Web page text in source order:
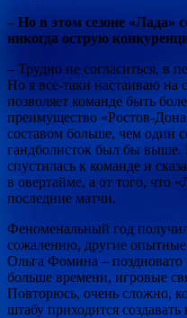
– Но в этом сезоне «Лада»
никогда острую
– Трудно не согласиться, в
Но я все-таки настаиваю на
позволяет команде быть
преимущество «Ростов-
составом больше, чем один
гандболисток был бы выше.
спустилась к команде и
в овертайме, а от того, что
последние матчи.
Феноменальный год
сожалению, другие
Ольга Фомина –
больше времени, игровые
Повторюсь, очень сложно,
штабу приходится